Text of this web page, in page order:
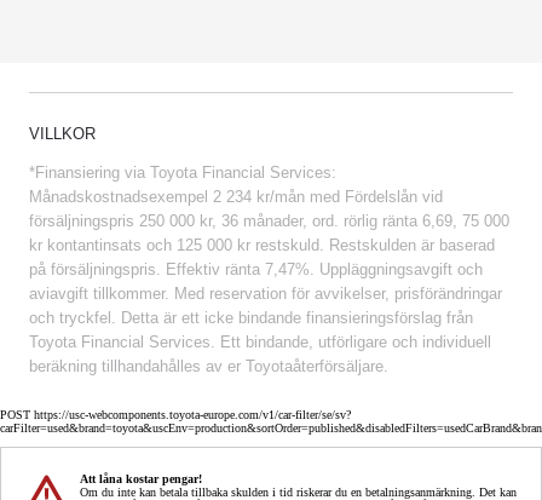
VILLKOR
*Finansiering via Toyota Financial Services:
Månadskostnadsexempel 2 234 kr/mån med Fördelslån vid
försäljningspris 250 000 kr, 36 månader, ord. rörlig ränta 6,69, 75 000
kr kontantinsats och 125 000 kr restskuld. Restskulden är baserad
på försäljningspris. Effektiv ränta 7,47%. Uppläggningsavgift och
aviavgift tillkommer. Med reservation för avvikelser, prisförändringar
och tryckfel. Detta är ett icke bindande finansieringsförslag från
Toyota Financial Services. Ett bindande, utförligare och individuell
beräkning tillhandahålles av er Toyotaåterförsäljare.
POST https://usc-webcomponents.toyota-europe.com/v1/car-filter/se/sv?
Att låna kostar pengar!
Om du inte kan betala tillbaka skulden i tid riskerar du en betalningsanmärkning. Det kan